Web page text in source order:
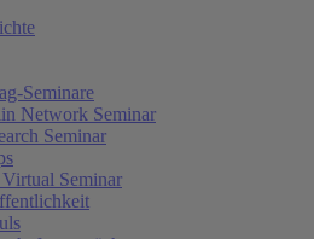
Seminare
Network Seminar
Seminar
Seminar